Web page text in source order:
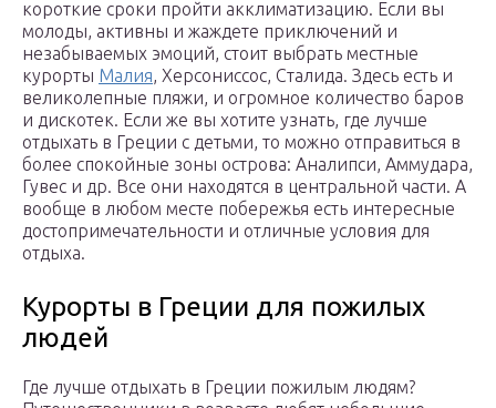
короткие сроки пройти акклиматизацию. Если вы
молоды, активны и жаждете приключений и
незабываемых эмоций, стоит выбрать местные
курорты Малия, Херсониссос, Сталида. Здесь есть и
великолепные пляжи, и огромное количество баров
и дискотек. Если же вы хотите узнать, где лучше
отдыхать в Греции с детьми, то можно отправиться в
более спокойные зоны острова: Аналипси, Аммудара,
Гувес и др. Все они находятся в центральной части. А
вообще в любом месте побережья есть интересные
достопримечательности и отличные условия для
отдыха.
Курорты в Греции для пожилых
людей
Где лучше отдыхать в Греции пожилым людям?